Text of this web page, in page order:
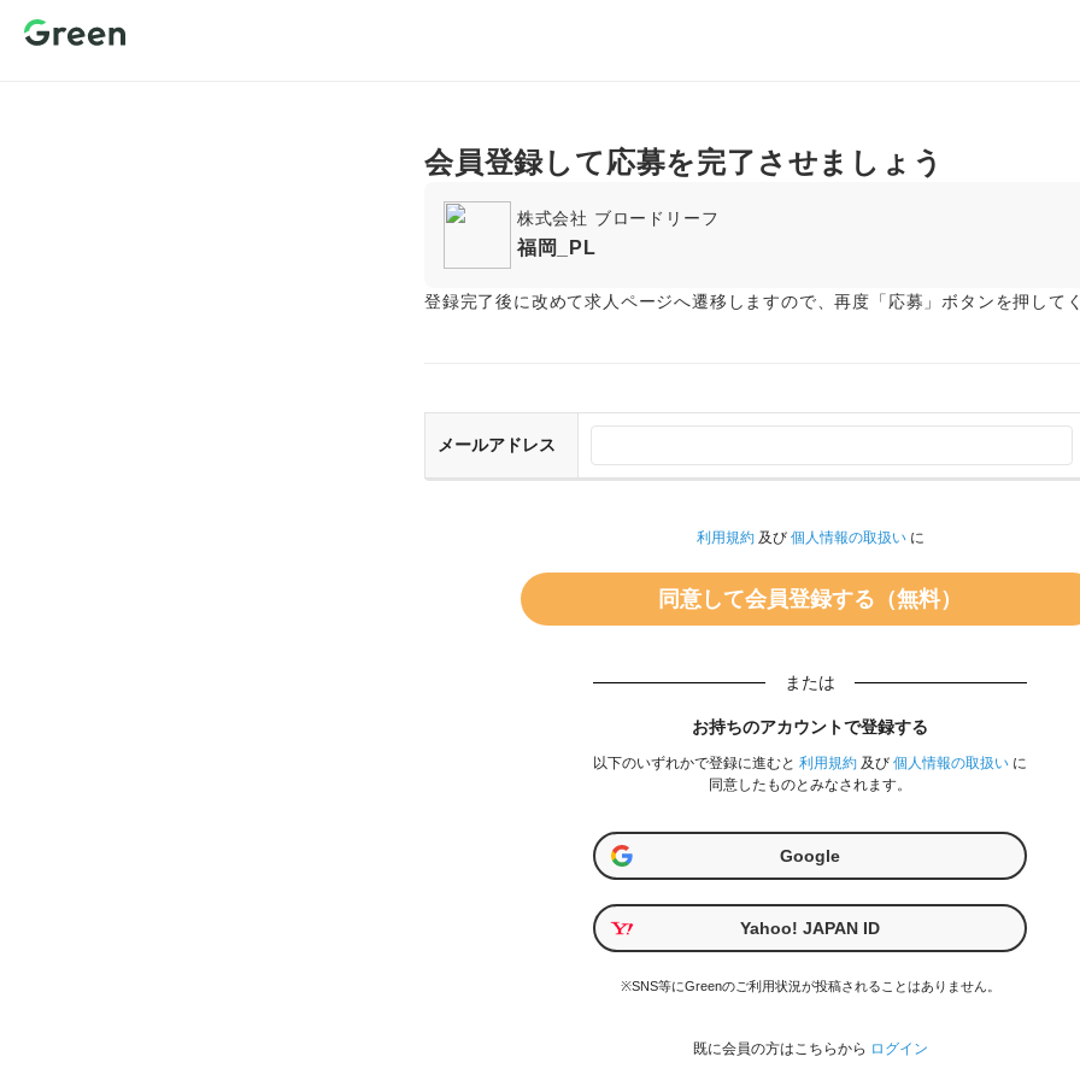
会員登録して応募を完了させましょう
株式会社 ブロードリーフ
福岡_PL
登録完了後に改めて求人ページへ遷移しますので、再度「応募」ボタンを押して
メールアドレス
利用規約及び 個人情報の取扱いに
または
お持ちのアカウントで登録する
以下のいずれかで登録に進むと 利用規約 及び 個人情報の取扱い に
同意したものとみなされます。
Google
Yahoo! JAPAN ID
※SNS等にGreenのご利用状況が投稿されることはありません。
既に会員の方はこちらから ログイン